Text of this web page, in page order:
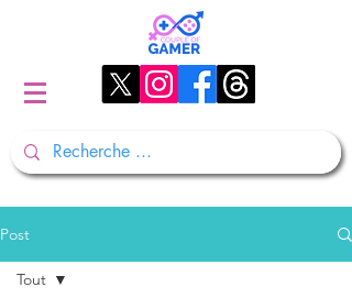
Post
Tout